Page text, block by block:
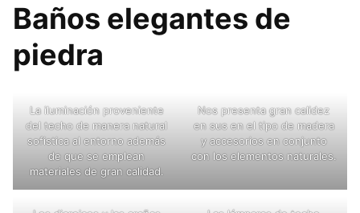
Baños elegantes de
piedra
La iluminación proveniente
del techo de manera natural
sofistica al entorno además
de que se emplean
materiales de gran calidad.
Nos presenta gran calidez
en sus en el tipo de madera
y accesorios en conjunto
con los elementos naturales.